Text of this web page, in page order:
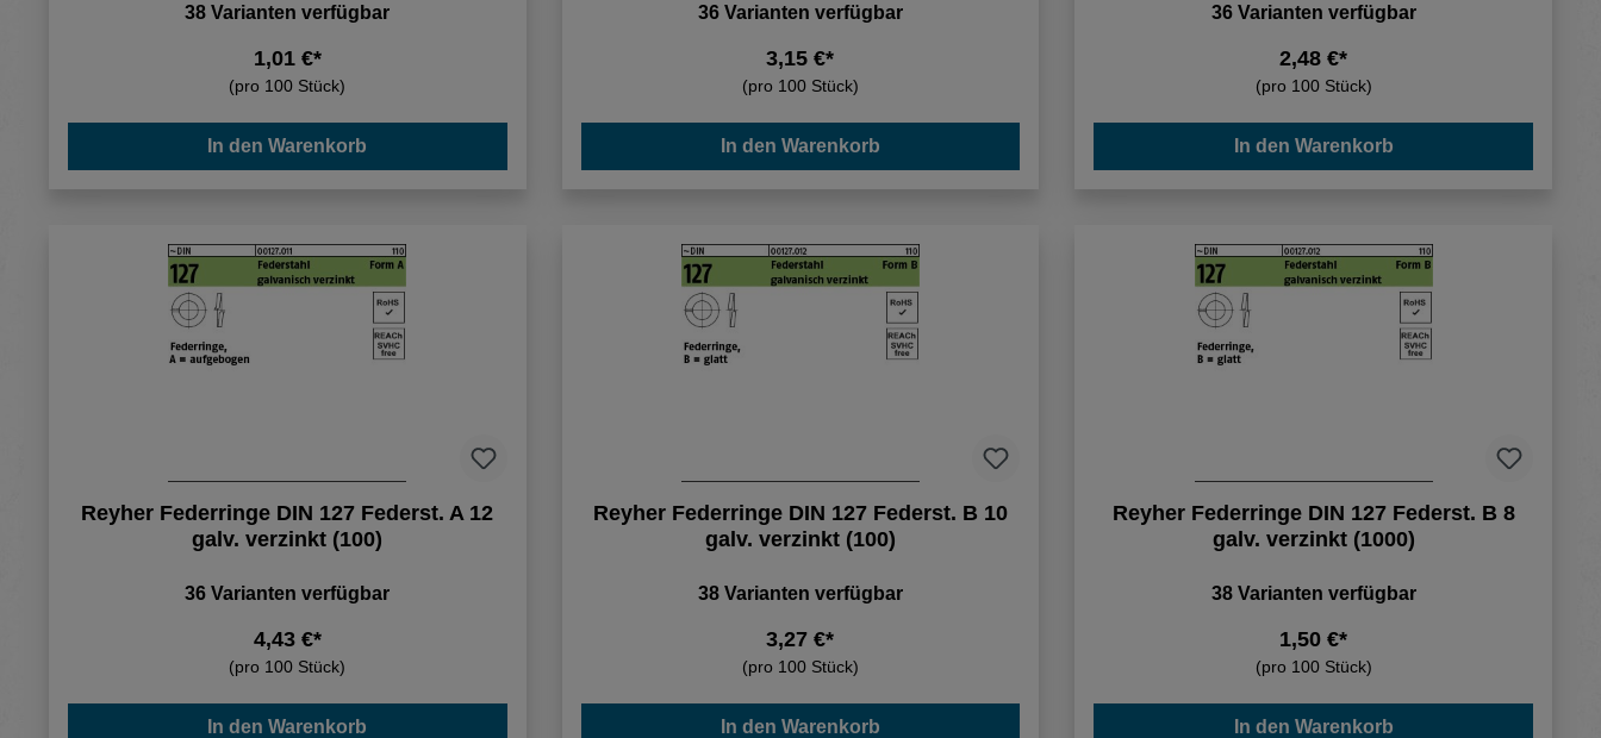
38 Varianten verfügbar
1,01 €*
(pro 100 Stück)
In den Warenkorb
36 Varianten verfügbar
3,15 €*
(pro 100 Stück)
In den Warenkorb
36 Varianten verfügbar
2,48 €*
(pro 100 Stück)
In den Warenkorb
Reyher Federringe DIN 127 Federst. A 12
galv. verzinkt (100)
36 Varianten verfügbar
4,43 €*
(pro 100 Stück)
In den Warenkorb
Reyher Federringe DIN 127 Federst. B 10
galv. verzinkt (100)
38 Varianten verfügbar
3,27 €*
(pro 100 Stück)
In den Warenkorb
Reyher Federringe DIN 127 Federst. B 8
galv. verzinkt (1000)
38 Varianten verfügbar
1,50 €*
(pro 100 Stück)
In den Warenkorb